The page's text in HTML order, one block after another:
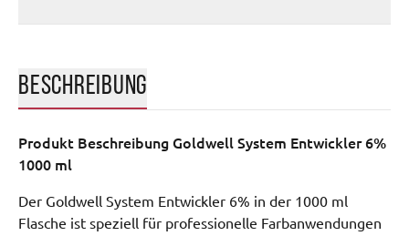
BESCHREIBUNG
Produkt Beschreibung Goldwell System Entwickler 6%
1000 ml
Der Goldwell System Entwickler 6% in der 1000 ml
Flasche ist speziell für professionelle Farbanwendungen